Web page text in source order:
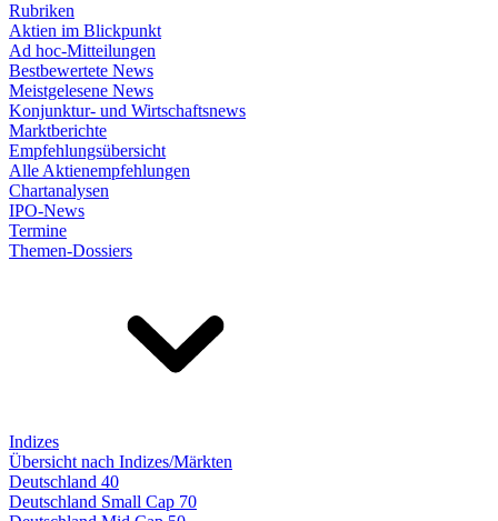
Rubriken
Aktien im Blickpunkt
Ad hoc-Mitteilungen
Bestbewertete News
Meistgelesene News
Konjunktur- und Wirtschaftsnews
Marktberichte
Empfehlungsübersicht
Alle Aktienempfehlungen
Chartanalysen
IPO-News
Termine
Themen-Dossiers
Indizes
Übersicht nach Indizes/Märkten
Deutschland 40
Deutschland Small Cap 70